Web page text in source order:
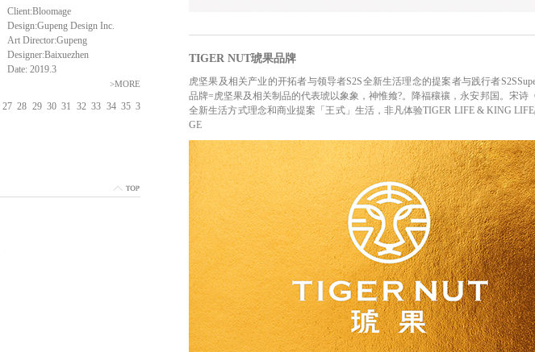
TIGER NUT琥果品牌
虎坚果及相关产业的开拓者与领导者S2S全新生活理念的提案者与践行者
品牌=虎坚果及相关制品的代表琥以象象，神惟飨?。降福穰禳，永安邦国。宋
全新生活方式理念和商业提案「王式」生活，非凡体验TIGER LIFE & KING LIFE
GE
Client:Bloomage
Design:Gupeng Design Inc.
Art Director:Gupeng
Designer:Baixuezhen
Date: 2019.3
>MORE
27 28 29 30 31 32 33 34 35 3